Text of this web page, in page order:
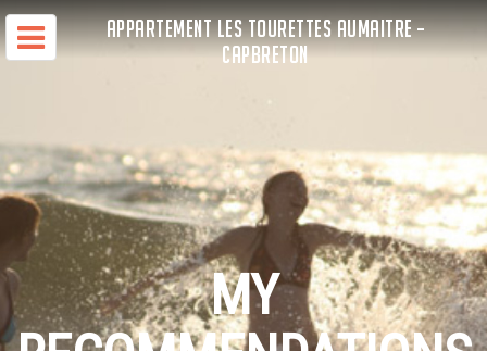
APPARTEMENT LES TOURETTES AUMAITRE –
CAPBRETON
MY